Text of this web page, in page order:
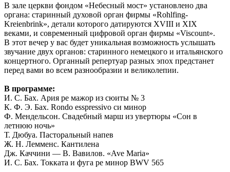
В зале церкви фондом «Небесный мост» установлено два
органа: старинный духовой орган фирмы «Rohlfing-
Kreienbrink», детали которого датируются XVIII и XIX
веками, и современный цифровой орган фирмы «Viscount».
В этот вечер у вас будет уникальная возможность услышать
звучание двух органов: старинного немецкого и итальянского
концертного. Органный репертуар разных эпох предстанет
перед вами во всем разнообразии и великолепии.
В программе:
И. С. Бах. Ария ре мажор из сюиты № 3
К. Ф. Э. Бах. Rondo esspressivo си минор
Ф. Мендельсон. Свадебный марш из увертюры «Сон в
летнюю ночь»
Т. Дюбуа. Пасторальный напев
Ж. Н. Лемменс. Кантилена
Дж. Каччини — В. Вавилов. «Ave Maria»
И. С. Бах. Токката и фуга ре минор BWV 565